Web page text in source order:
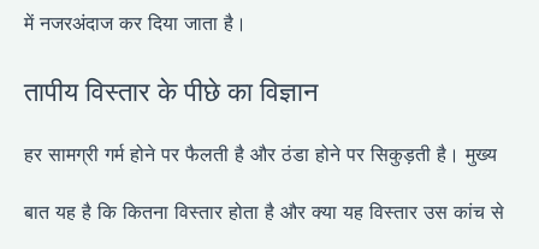
में नजरअंदाज कर दिया जाता है।
तापीय विस्तार के पीछे का विज्ञान
हर सामग्री गर्म होने पर फैलती है और ठंडा होने पर सिकुड़ती है। मुख्य
बात यह है कि कितना विस्तार होता है और क्या यह विस्तार उस कांच से